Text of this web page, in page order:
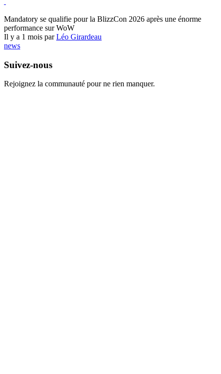
Mandatory se qualifie pour la BlizzCon 2026 après une énorme
performance sur WoW
Il y a 1 mois parLéo Girardeau
news
Suivez-nous
Rejoignez la communauté pour ne rien manquer.